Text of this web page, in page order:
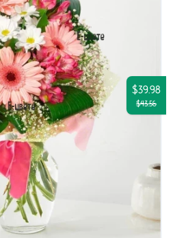
$39.98
$43.56